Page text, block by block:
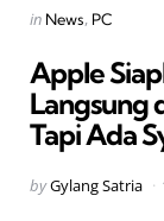
Categories
Posted
in News PC
Apple
Langsung
Tapi Ada
Posted
byGylang Satria